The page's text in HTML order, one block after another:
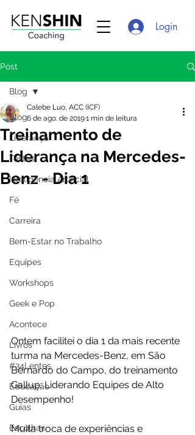
Login
Post
Blog
Liderança
Testes
Inteligência Artificial
Fé
Carreira
Bem-Estar no Trabalho
Equipes
Workshops
Geek e Pop
Acontece
Livros
#34Lentes
Educação
Guias
Escolhas
Blog
Treinamento de
Liderança na Mercedes-
Benz - Dia 1
Calebe Luo, ACC (ICF)
6 de ago. de 20191 min de leitura
Ontem facilitei o dia 1 da mais recente
turma na Mercedes-Benz, em São
Bernardo do Campo, do treinamento
Gallup: Liderando Equipes de Alto
Desempenho!
Muita troca de experiências e